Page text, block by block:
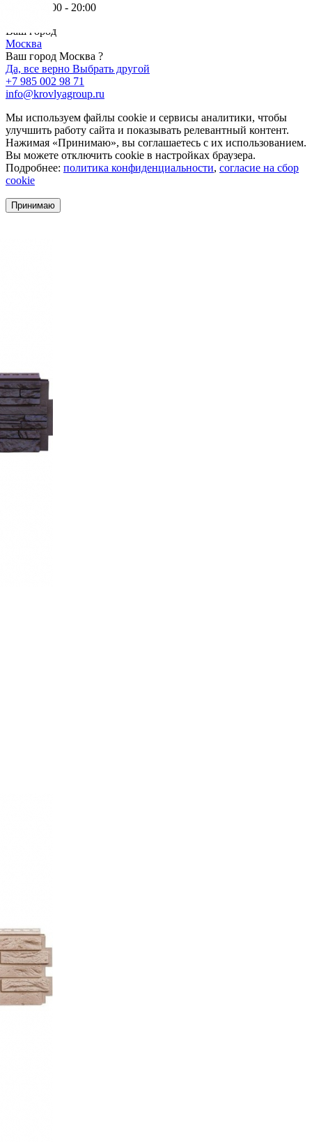
Пн-Пт: 9:00 - 20:00
Ваш город
Москва
Ваш город Москва ?
Да, все верно Выбрать другой
+7 985 002 98 71
info@krovlyagroup.ru
Мы используем файлы cookie и сервисы аналитики, чтобы
улучшить работу сайта и показывать релевантный контент.
Нажимая «Принимаю», вы соглашаетесь с их использованием.
Вы можете отключить cookie в настройках браузера.
Подробнее: политика конфиденциальности, согласие на сбор
cookie
Принимаю